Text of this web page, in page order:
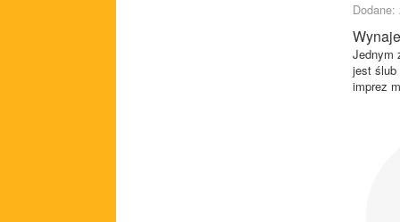
Dodane:
Jednym
jest ślub
imprez